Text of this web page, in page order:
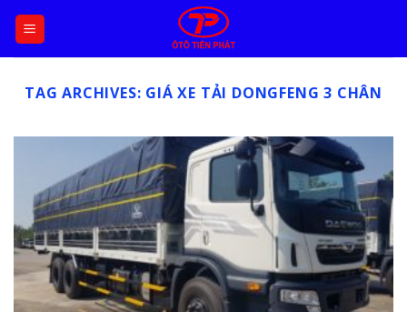
Skip
content
TAG ARCHIVES: GIÁ XE TẢI DONGFENG 3 CHÂN